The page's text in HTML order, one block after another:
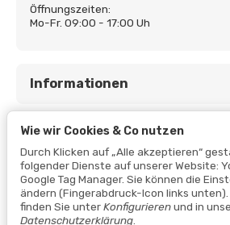
Öffnungszeiten:
Mo-Fr. 09:00 - 17:00 Uh
Informationen
Gesetzliche Informationen
Wie wir Cookies & Co nutzen
Durch Klicken auf „Alle akzeptieren“
folgender Dienste auf unserer Website:
Google Tag Manager. Sie können die
ändern (Fingerabdruck-Icon links
finden Sie unterKonfigurierenund in
Datenschutzerklärung.